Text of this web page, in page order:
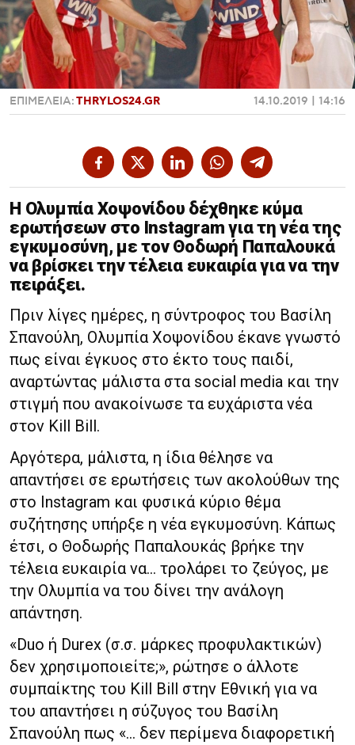
ΕΠΙΜΕΛΕΙΑ:THRYLOS24.GR 14.10.2019 | 14:16
Η Ολυμπία Χοψονίδου δέχθηκε κύμα
ερωτήσεων στο Instagram για τη νέα της
εγκυμοσύνη, με τον Θοδωρή Παπαλουκά
να βρίσκει την τέλεια ευκαιρία για να την
πειράξει.
Πριν λίγες ημέρες, η σύντροφος του Βασίλη
Σπανούλη, Ολυμπία Χοψονίδου έκανε γνωστό
πως είναι έγκυος στο έκτο τους παιδί,
αναρτώντας μάλιστα στα social media και την
στιγμή που ανακοίνωσε τα ευχάριστα νέα
στον Kill Bill.
Αργότερα, μάλιστα, η ίδια θέλησε να
απαντήσει σε ερωτήσεις των ακολούθων της
στο Instagram και φυσικά κύριο θέμα
συζήτησης υπήρξε η νέα εγκυμοσύνη. Κάπως
έτσι, ο Θοδωρής Παπαλουκάς βρήκε την
τέλεια ευκαιρία να… τρολάρει το ζεύγος, με
την Ολυμπία να του δίνει την ανάλογη
απάντηση.
«Duo ή Durex (σ.σ. μάρκες προφυλακτικών)
δεν χρησιμοποιείτε;», ρώτησε ο άλλοτε
συμπαίκτης του Kill Bill στην Εθνική για να
του απαντήσει η σύζυγος του Βασίλη
Σπανούλη πως «… δεν περίμενα διαφορετική
Χαντμπολ